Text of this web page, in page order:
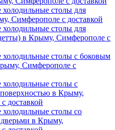
столы для
Симферополе с доставкой
столы для
в Крыму, Симферополе с
столы с боковым
Симферополе с
столы с
в Крыму,
доставкой
столы со
в Крыму,